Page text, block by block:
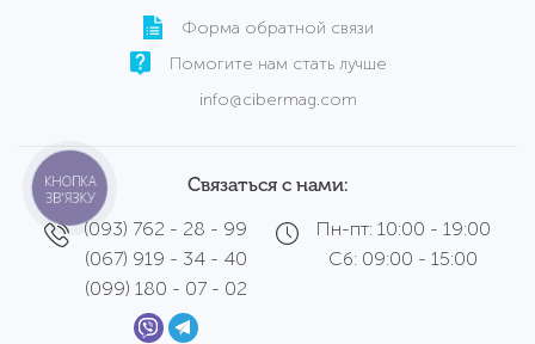
Форма обратной связи
Помогите нам стать лучше
info@cibermag.com
Связаться с нами:
(093) 762 - 28 - 99
(067) 919 - 34 - 40
(099) 180 - 07 - 02
Пн-пт: 10:00 - 19:00
Сб: 09:00 - 15:00
КНОПКА
ЗВ'ЯЗКУ